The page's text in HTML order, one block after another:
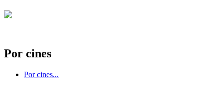
Por cines
Por cines...